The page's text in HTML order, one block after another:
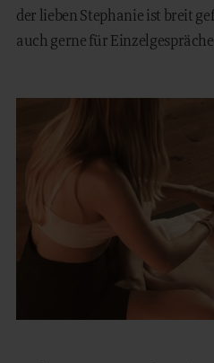
der lieben Stephanie ist breit
auch gerne für